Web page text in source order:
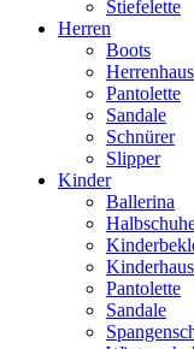
Stiefelette
Herren
Boots
Pantolette
Sandale
Schnürer
Slipper
Kinder
Ballerina
Pantolette
Sandale